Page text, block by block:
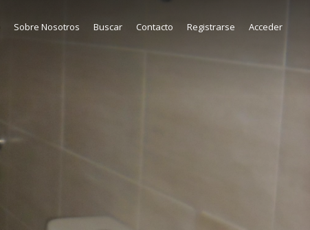
Registrarse Acceder
Sobre Nosotros Buscar Contacto